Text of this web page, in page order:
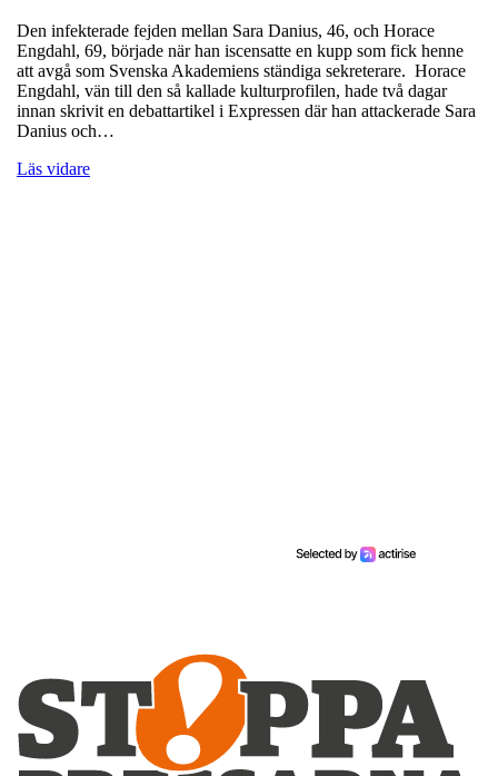
Den infekterade fejden mellan Sara Danius, 46, och Horace
Engdahl, 69, började när han iscensatte en kupp som fick henne
att avgå som Svenska Akademiens ständiga sekreterare. Horace
Engdahl, vän till den så kallade kulturprofilen, hade två dagar
innan skrivit en debattartikel i Expressen där han attackerade Sara
Danius och…
Läs vidare